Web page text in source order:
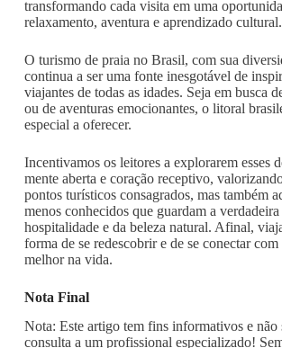
transformando cada visita em uma
relaxamento, aventura e aprendizado cultural.
O turismo de praia no Brasil, com sua
continua a ser uma fonte inesgotável de
viajantes de todas as idades. Seja em busca
ou de aventuras emocionantes, o litoral
especial a oferecer.
Incentivamos os leitores a explorarem esses
mente aberta e coração receptivo,
pontos turísticos consagrados, mas também
menos conhecidos que guardam a verdadeira
hospitalidade e da beleza natural. Afinal,
forma de se redescobrir e de se conectar
melhor na vida.
Nota Final
Nota: Este artigo tem fins informativos e não
consulta a um profissional especializado!